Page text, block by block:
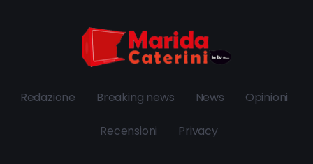
Redazione Breaking news News Opinioni
Recensioni Privacy